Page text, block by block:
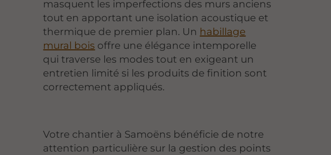
masquent les imperfections des murs anciens
tout en apportant une isolation acoustique et
thermique de premier plan. Un habillage
mural bois offre une élégance intemporelle
qui traverse les modes tout en exigeant un
entretien limité si les produits de finition sont
correctement appliqués.
Votre chantier à Samoëns bénéficie de notre
attention particulière sur la gestion des points